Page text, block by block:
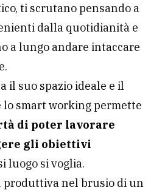
ti scrutano pensando a
dalla quotidianità e
a lungo andare intaccare
il suo spazio ideale e il
lo smart working permette
di poter lavorare
gli obiettivi
luogo si voglia.
produttiva nel brusio di un